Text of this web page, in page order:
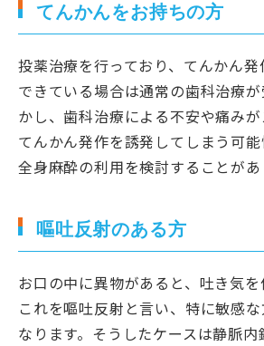
てんかんをお持ちの方
投薬治療を行っており、てんかん
できている場合は通常の歯科治療
かし、歯科治療による不安や痛みが
てんかん発作を誘発してしまう可能
全身麻酔の利用を検討することがあ
嘔吐反射のある方
お口の中に異物があると、吐き気を
これを嘔吐反射と言い、特に敏感
なります。そうしたケースは静脈